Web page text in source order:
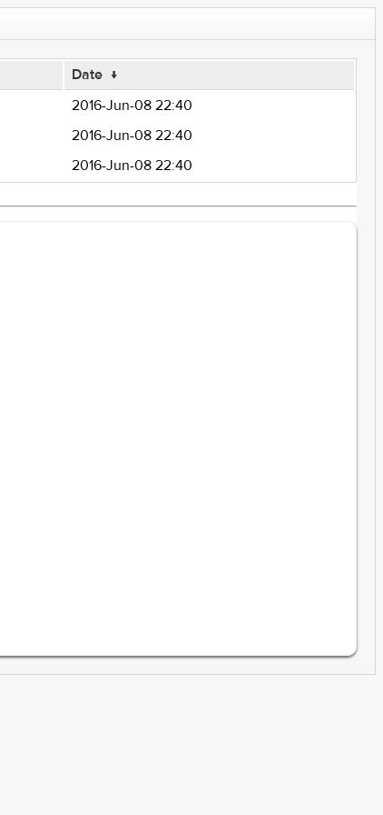
Date ↓
2016-Jun-08 22:40
2016-Jun-08 22:40
2016-Jun-08 22:40